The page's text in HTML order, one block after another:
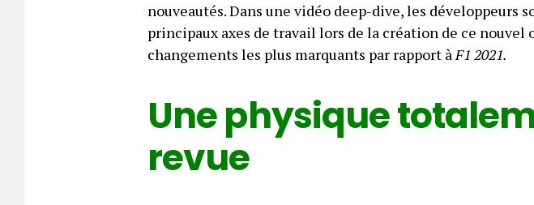
nouveautés. Dans une vidéo deep-dive, les développeurs
principaux axes de travail lors de la création de ce nouvel
changements les plus marquants par rapport àF1 2021.
Une physique
revue